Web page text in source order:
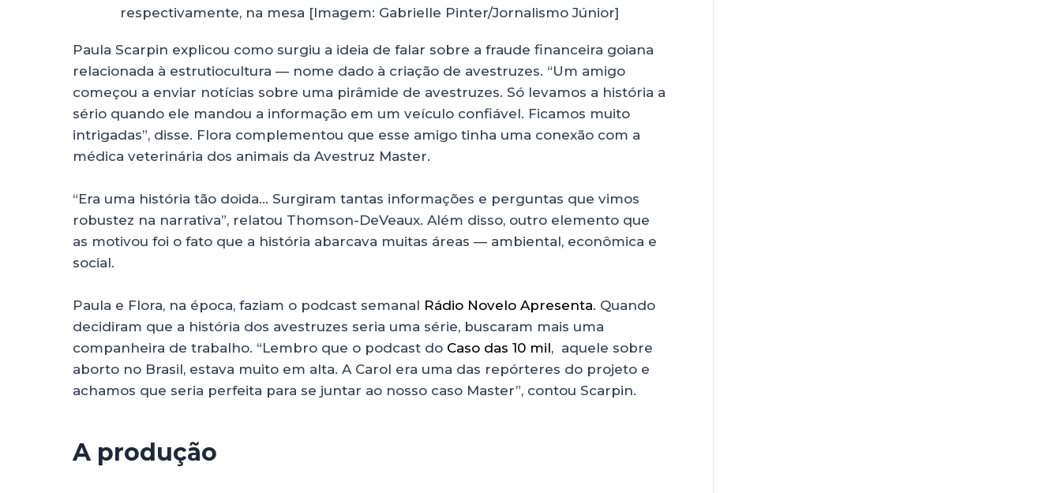
respectivamente, na mesa [Imagem: Gabrielle Pinter/Jornalismo Júnior]
Paula Scarpin explicou como surgiu a ideia de falar sobre a fraude financeira goiana
relacionada à estrutiocultura — nome dado à criação de avestruzes. “Um amigo
começou a enviar notícias sobre uma pirâmide de avestruzes. Só levamos a história a
sério quando ele mandou a informação em um veículo confiável. Ficamos muito
intrigadas”, disse. Flora complementou que esse amigo tinha uma conexão com a
médica veterinária dos animais da Avestruz Master.
“Era uma história tão doida… Surgiram tantas informações e perguntas que vimos
robustez na narrativa”, relatou Thomson-DeVeaux. Além disso, outro elemento que
as motivou foi o fato que a história abarcava muitas áreas — ambiental, econômica e
social.
Paula e Flora, na época, faziam o podcast semanal Rádio Novelo Apresenta. Quando
decidiram que a história dos avestruzes seria uma série, buscaram mais uma
companheira de trabalho. “Lembro que o podcast do Caso das 10 mil, aquele sobre
aborto no Brasil, estava muito em alta. A Carol era uma das repórteres do projeto e
achamos que seria perfeita para se juntar ao nosso caso Master”, contou Scarpin.
A produção